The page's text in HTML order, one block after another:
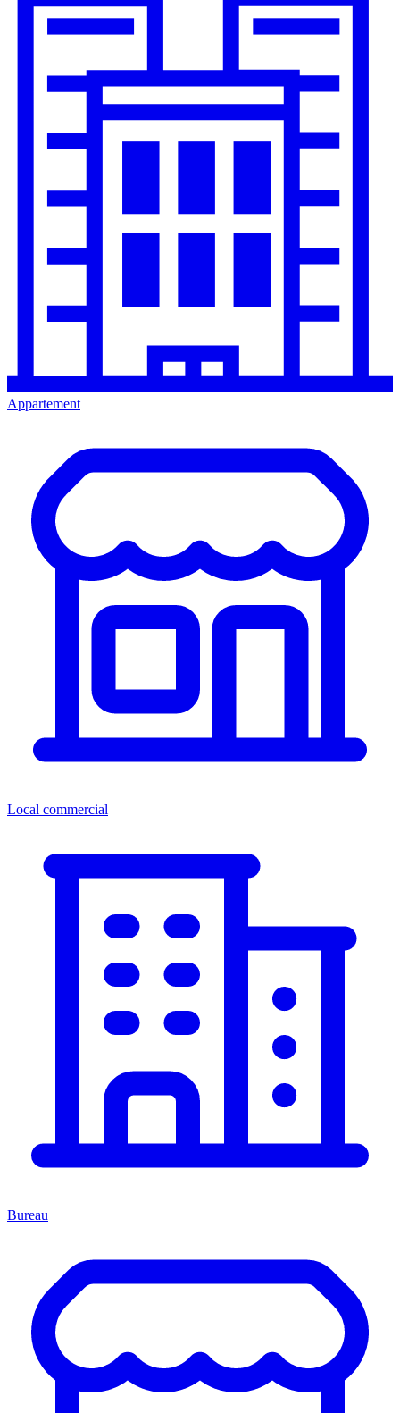
Appartement
Local commercial
Bureau